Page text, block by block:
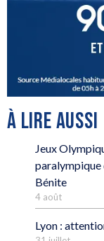
À LIRE AUSSI
Jeux
paralympique
Bénite
4 août
Lyon :